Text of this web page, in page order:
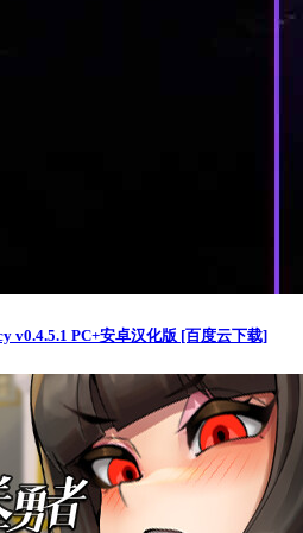
v0.4.5.1 PC+安卓汉化版 [百度云下载]